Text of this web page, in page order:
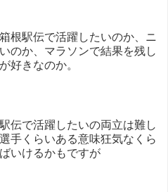
根駅伝で活躍したいのか、ニ
のか、マラソンで結果を残し
好きなのか。
伝で活躍したいの両立は難し
手くらいある意味狂気なくら
いけるかもですが